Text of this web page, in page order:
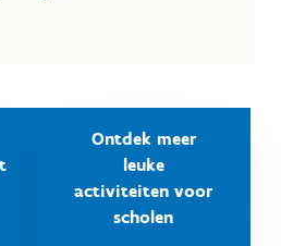
Ontdek meer
leuke
activiteiten voor
scholen